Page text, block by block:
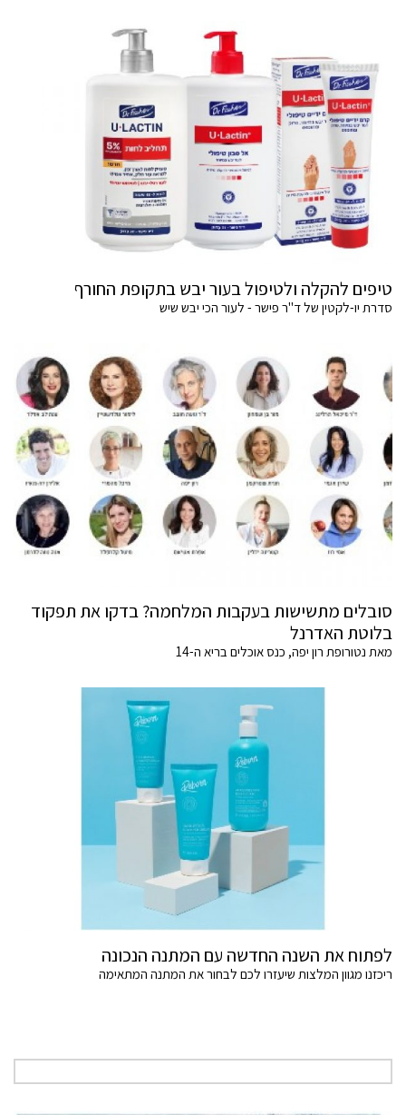
טיפים להקלה ולטיפול בעור יבש בתקופת החורף
סדרת יו-לקטין של ד"ר פישר - לעור הכי יבש שיש
סובלים מתשישות בעקבות המלחמה? בדקו את תפקוד
בלוטת האדרנל
מאת נטורופת רון יפה, כנס אוכלים בריא ה-14
לפתוח את השנה החדשה עם המתנה הנכונה
ריכזנו מגוון המלצות שיעזרו לכם לבחור את המתנה המתאימה